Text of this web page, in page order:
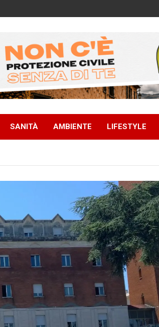
SANITÀ AMBIENTE LIFESTYLE